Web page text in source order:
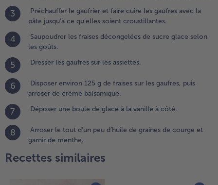
les
arroser
crème
à
3
Préchauffer le gaufrier et faire cuire les gaufres avec la
pâte jusqu’à ce qu’elles soient croustillantes.
4
Saupoudrer les fraises décongelées de sucre glace selon
les goûts.
5 Dresser les gaufres sur les assiettes.
6
Disposer environ 125 g de fraises sur les gaufres, puis
arroser de crème balsamique.
7 Déposer une boule de glace à la vanille à côté.
8
Arroser le tout d’un peu d’huile de graines de courge et
garnir de menthe.
Recettes similaires